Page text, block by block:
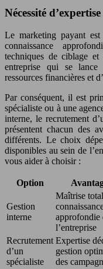
Nécessité
Le marketing payant
connaissance
techniques de ciblage et
entreprise qui se lance
ressources financières et
Par conséquent, il est
spécialiste ou à une
interne, le recrutement
présentent chacun des
différents. Le choix
disponibles au sein de
vous aider à choisir :
Option
Gestion
interne
Maîtrise
approfondie
l’entreprise
Recrutement
d’un
spécialiste
Expertise
gestion
des